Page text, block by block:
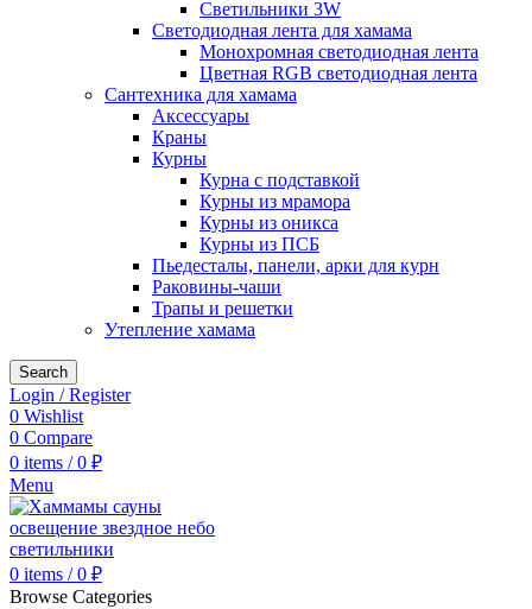
Светильники 3W
Светодиодная лента для хамама
Монохромная светодиодная лента
Цветная RGB светодиодная лента
Сантехника для хамама
Аксессуары
Краны
Курны
Курна с подставкой
Курны из мрамора
Курны из оникса
Курны из ПСБ
Пьедесталы, панели, арки для курн
Раковины-чаши
Трапы и решетки
Утепление хамама
Search
Login / Register
0 Wishlist
0 Compare
0 items / 0 ₽
Menu
0 items / 0 ₽
Browse Categories